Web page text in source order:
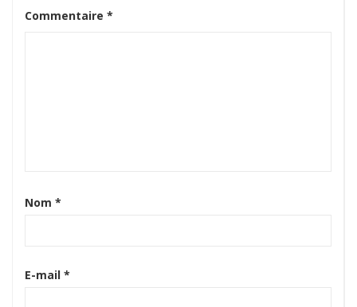
Commentaire *
Nom *
E-mail *